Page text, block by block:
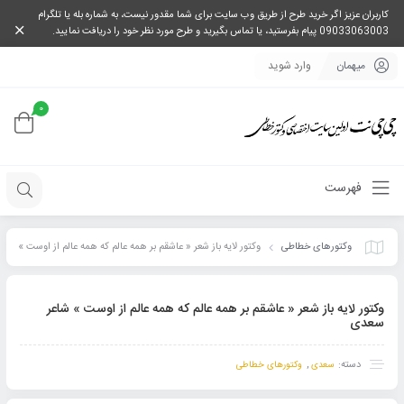
کاربران عزیز اگر خرید طرح از طریق وب سایت برای شما مقدور نیست، به شماره بله یا تلگرام
09033063003 پیام بفرستید، یا تماس بگیرید و طرح مورد نظر خود را دریافت نمایید.
میهمان وارد شوید
0
فهرست
وکتورهای خطاطی وکتور لایه باز شعر « عاشقم بر همه عالم که همه عالم از اوست »
وکتور لایه باز شعر « عاشقم بر همه عالم که همه عالم از اوست » شاعر
سعدی
دسته: سعدی, وکتورهای خطاطی